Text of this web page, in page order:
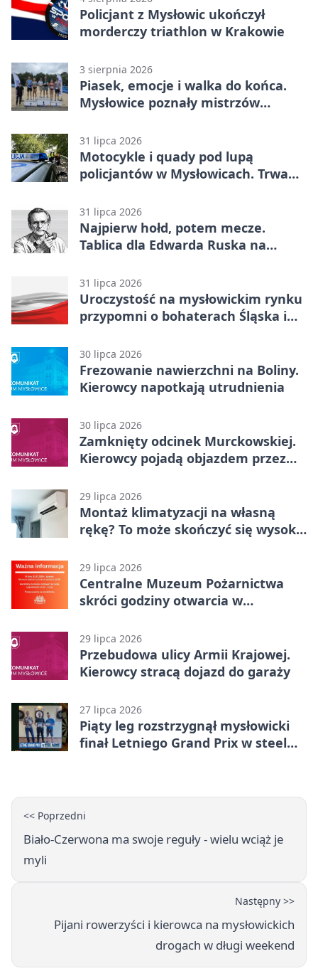
Policjant z Mysłowic ukończył
morderczy triathlon w Krakowie
3 sierpnia 2026
Piasek, emocje i walka do końca.
Mysłowice poznały mistrzów
31 lipca 2026
Motocykle i quady pod lupą
policjantów w Mysłowicach. Trwa
31 lipca 2026
Najpierw hołd, potem mecze.
Tablica dla Edwarda Ruska na
31 lipca 2026
Uroczystość na mysłowickim rynku
przypomni o bohaterach Śląska i
30 lipca 2026
Frezowanie nawierzchni na Boliny.
Kierowcy napotkają utrudnienia
30 lipca 2026
Zamknięty odcinek Murckowskiej.
Kierowcy pojadą objazdem przez
29 lipca 2026
Montaż klimatyzacji na własną
rękę? To może skończyć się wysoką
29 lipca 2026
Centralne Muzeum Pożarnictwa
skróci godziny otwarcia w
29 lipca 2026
Przebudowa ulicy Armii Krajowej.
Kierowcy stracą dojazd do garaży
27 lipca 2026
Piąty leg rozstrzygnął mysłowicki
finał Letniego Grand Prix w steel
<< Poprzedni
Biało-Czerwona ma swoje reguły - wielu wciąż je
myli
Następny >>
Pijani rowerzyści i kierowca na mysłowickich
drogach w długi weekend